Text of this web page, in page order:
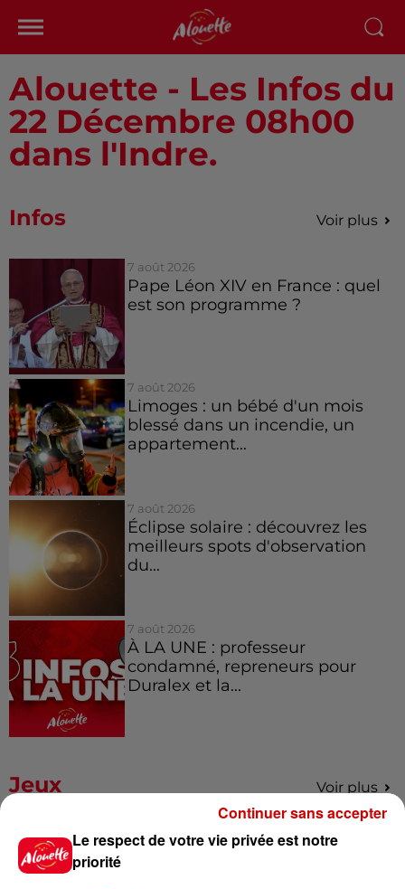
Alouette - Les Infos du
22 Décembre 08h00
dans l'Indre.
Infos Voir plus
7 août 2026
Pape Léon XIV en France : quel
est son programme ?
7 août 2026
Limoges : un bébé d'un mois
blessé dans un incendie, un
appartement...
7 août 2026
Éclipse solaire : découvrez les
meilleurs spots d'observation
du...
7 août 2026
À LA UNE : professeur
condamné, repreneurs pour
Duralex et la...
Jeux Voir plus
Gagnez vos places pour le
festival Marché Gourmand 2026
Le respect de votre vie privée est notre
priorité
Continuer sans accepter